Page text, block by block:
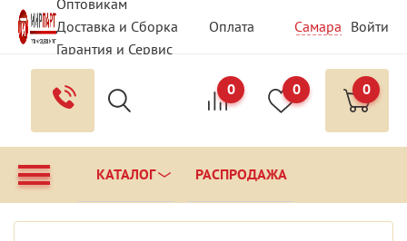
Оптовикам
Доставка и Сборка
Оплата
Гарантия и Сервис
Вопрос - Ответ
Контакты
Самара Войти
0 0 0
КАТАЛОГ РАСПРОДАЖА